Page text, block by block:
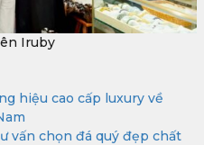
Iruby
hiệu cao cấp luxury về
vấn chọn đá quý đẹp chất